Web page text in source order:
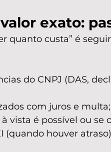
exato:
quanto custa” é
do CNPJ (DAS,
com juros e multa;
vista é possível ou se
(quando houver